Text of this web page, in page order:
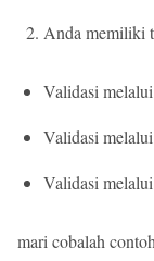
Anda memiliki
Validasi
Validasi
Validasi
mari cobalah